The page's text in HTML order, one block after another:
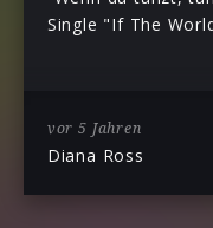
Single "If The
vor 5 Jahren
Diana Ross